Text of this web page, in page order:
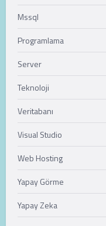
Mssql
Programlama
Server
Teknoloji
Veritabanı
Visual Studio
Web Hosting
Yapay Görme
Yapay Zeka